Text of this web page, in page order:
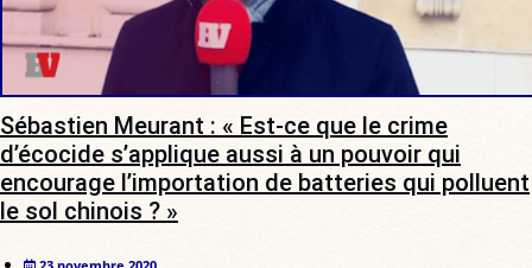
Sébastien Meurant : « Est-ce que le crime
d’écocide s’applique aussi à un pouvoir qui
encourage l’importation de batteries qui polluent
le sol chinois ? »